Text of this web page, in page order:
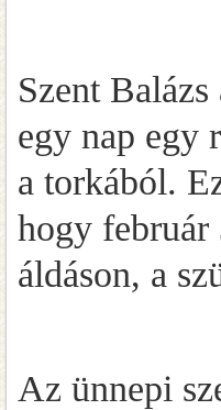
Szent
egy nap egy
a torkából.
hogy február
áldáson, a
Az ünnepi